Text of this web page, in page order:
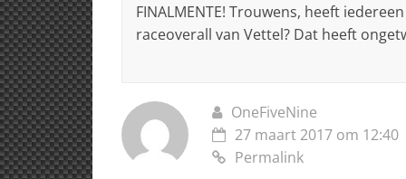
FINALMENTE! Trouwens, heeft
raceoverall van Vettel? Dat heeft
OneFiveNine
27 maart 2017 om 12:40
Permalink